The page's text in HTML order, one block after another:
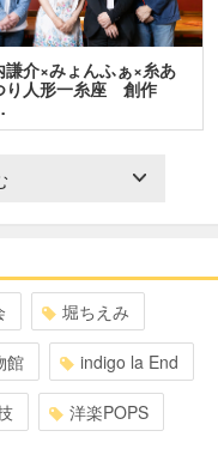
謙介×みょんふぁ×糸あ
り人形一糸座 創作
堀ちえみ
館 indigo la End
洋楽POPS